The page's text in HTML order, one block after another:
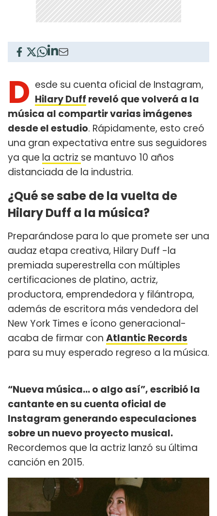
D esde su cuenta oficial de Instagram,
Hilary Duff reveló que volverá a la
música al compartir varias imágenes
desde el estudio. Rápidamente, esto creó
una gran expectativa entre sus seguidores
ya que la actriz se mantuvo 10 años
distanciada de la industria.
¿Qué se sabe de la vuelta de
Hilary Duff a la música?
Preparándose para lo que promete ser una
audaz etapa creativa, Hilary Duff -la
premiada superestrella con múltiples
certificaciones de platino, actriz,
productora, emprendedora y filántropa,
además de escritora más vendedora del
New York Times e ícono generacional-
acaba de firmar con Atlantic Records
para su muy esperado regreso a la música.
“Nueva música… o algo así”, escribió la
cantante en su cuenta oficial de
Instagram generando especulaciones
sobre un nuevo proyecto musical.
Recordemos que la actriz lanzó su última
canción en 2015.